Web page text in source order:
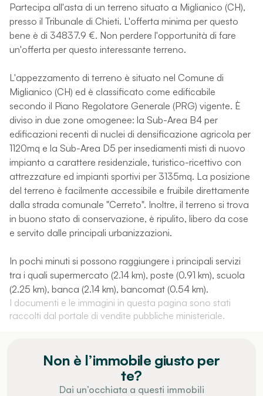
Partecipa all'asta di un terreno situato a Miglianico (CH),
presso il Tribunale di Chieti. L'offerta minima per questo
bene è di 34837.9 €. Non perdere l'opportunità di fare
un'offerta per questo interessante terreno.
L'appezzamento di terreno è situato nel Comune di
Miglianico (CH) ed è classificato come edificabile
secondo il Piano Regolatore Generale (PRG) vigente. È
diviso in due zone omogenee: la Sub-Area B4 per
edificazioni recenti di nuclei di densificazione agricola per
1120mq e la Sub-Area D5 per insediamenti misti di nuovo
impianto a carattere residenziale, turistico-ricettivo con
attrezzature ed impianti sportivi per 3135mq. La posizione
del terreno è facilmente accessibile e fruibile direttamente
dalla strada comunale "Cerreto". Inoltre, il terreno si trova
in buono stato di conservazione, è ripulito, libero da cose
e servito dalle principali urbanizzazioni.
In pochi minuti si possono raggiungere i principali servizi
tra i quali supermercato (2.14 km), poste (0.91 km), scuola
(2.25 km), banca (2.14 km), bancomat (0.54 km).
I documenti e le immagini in questa pagina sono stati
raccolti dal portale di vendite pubbliche ministeriale.
Non è l’immobile giusto per
te?
Dai un’occhiata a questi immobili